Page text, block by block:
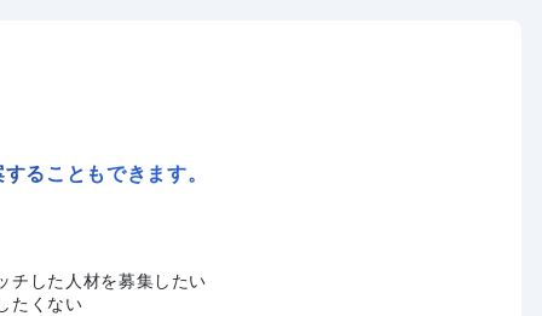
ることもできます。
チした人材を募集したい
たくない